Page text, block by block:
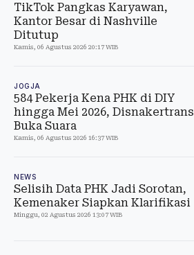
TikTok Pangkas Karyawan,
Kantor Besar di Nashville
Ditutup
Kamis, 06 Agustus 2026 20:17 WIB
JOGJA
584 Pekerja Kena PHK di DIY
hingga Mei 2026, Disnakertrans
Buka Suara
Kamis, 06 Agustus 2026 16:37 WIB
NEWS
Selisih Data PHK Jadi Sorotan,
Kemenaker Siapkan Klarifikasi
Minggu, 02 Agustus 2026 13:07 WIB